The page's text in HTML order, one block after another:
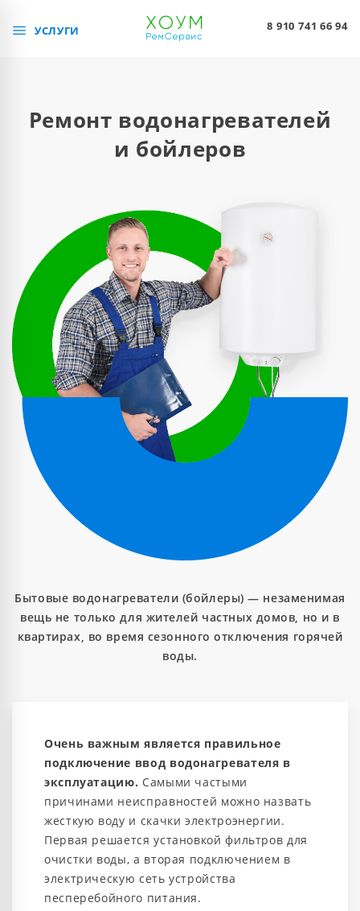
УСЛУГИ 8 910 741 66 94
Ремонт водонагревателей
и бойлеров
Бытовые водонагреватели (бойлеры) — незаменимая
вещь не только для жителей частных домов, но и в
квартирах, во время сезонного отключения горячей
воды.
Очень важным является правильное
подключение ввод водонагревателя в
эксплуатацию. Самыми частыми
причинами неисправностей можно назвать
жесткую воду и скачки электроэнергии.
Первая решается установкой фильтров для
очистки воды, а вторая подключением в
электрическую сеть устройства
песперебойного питания.